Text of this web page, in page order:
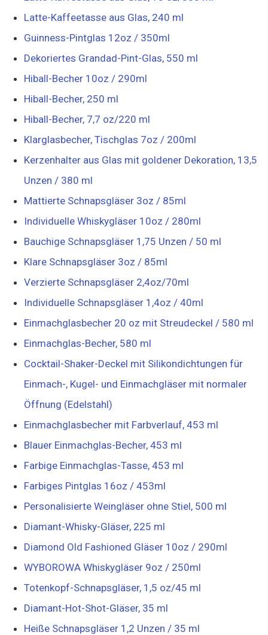
Latte-Kaffeetasse aus Glas, 240 ml
Guinness-Pintglas 12oz / 350ml
Dekoriertes Grandad-Pint-Glas, 550 ml
Hiball-Becher 10oz / 290ml
Hiball-Becher, 250 ml
Hiball-Becher, 7,7 oz/220 ml
Klarglasbecher, Tischglas 7oz / 200ml
Kerzenhalter aus Glas mit goldener Dekoration, 13,5
Unzen / 380 ml
Mattierte Schnapsgläser 3oz / 85ml
Individuelle Whiskygläser 10oz / 280ml
Bauchige Schnapsgläser 1,75 Unzen / 50 ml
Klare Schnapsgläser 3oz / 85ml
Verzierte Schnapsgläser 2,4oz/70ml
Individuelle Schnapsgläser 1,4oz / 40ml
Einmachglasbecher 20 oz mit Streudeckel / 580 ml
Einmachglas-Becher, 580 ml
Cocktail-Shaker-Deckel mit Silikondichtungen für
Einmach-, Kugel- und Einmachgläser mit normaler
Öffnung (Edelstahl)
Einmachglasbecher mit Farbverlauf, 453 ml
Blauer Einmachglas-Becher, 453 ml
Farbige Einmachglas-Tasse, 453 ml
Farbiges Pintglas 16oz / 453ml
Personalisierte Weingläser ohne Stiel, 500 ml
Diamant-Whisky-Gläser, 225 ml
Diamond Old Fashioned Gläser 10oz / 290ml
WYBOROWA Whiskygläser 9oz / 250ml
Totenkopf-Schnapsgläser, 1,5 oz/45 ml
Diamant-Hot-Shot-Gläser, 35 ml
Heiße Schnapsgläser 1,2 Unzen / 35 ml